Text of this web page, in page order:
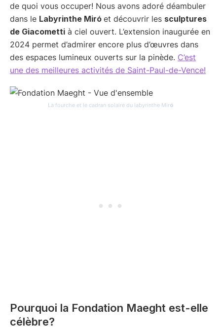
de quoi vous occuper! Nous avons adoré déambuler
dans le Labyrinthe Miró et découvrir les sculptures
de Giacometti à ciel ouvert. L’extension inaugurée en
2024 permet d’admirer encore plus d’œuvres dans
des espaces lumineux ouverts sur la pinède. C’est
une des meilleures activités de Saint-Paul-de-Vence!
La fourche et le cadran solaire du labyrinthe Miró
Pourquoi la Fondation Maeght est-elle
célèbre?